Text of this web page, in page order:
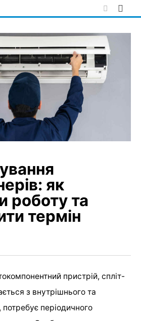
як
роботу та
термін
пристрій, спліт-
з внутрішнього та
потребує періодичного